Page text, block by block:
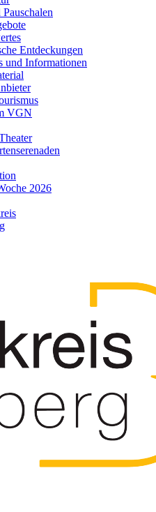
Entdeckungen
und Informationen
VGN
2026